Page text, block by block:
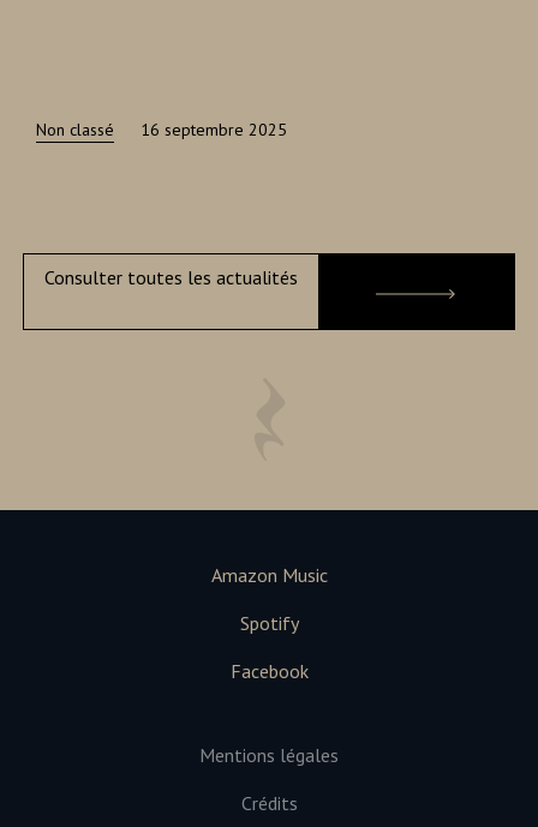
Non classé 16 septembre 2025
Consulter toutes les actualités
Amazon Music
Spotify
Facebook
Mentions légales
Crédits